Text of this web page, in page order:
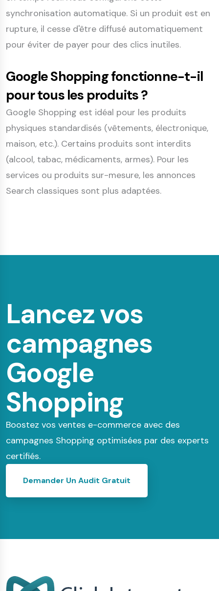
synchronisation automatique. Si un produit est en
rupture, il cesse d'être diffusé automatiquement
pour éviter de payer pour des clics inutiles.
Google Shopping fonctionne-t-il
pour tous les produits ?
Google Shopping est idéal pour les produits
physiques standardisés (vêtements, électronique,
maison, etc.). Certains produits sont interdits
(alcool, tabac, médicaments, armes). Pour les
services ou produits sur-mesure, les annonces
Search classiques sont plus adaptées.
Lancez vos
campagnes
Google
Shopping
Boostez vos ventes e-commerce avec des
campagnes Shopping optimisées par des experts
certifiés.
Demander Un Audit Gratuit